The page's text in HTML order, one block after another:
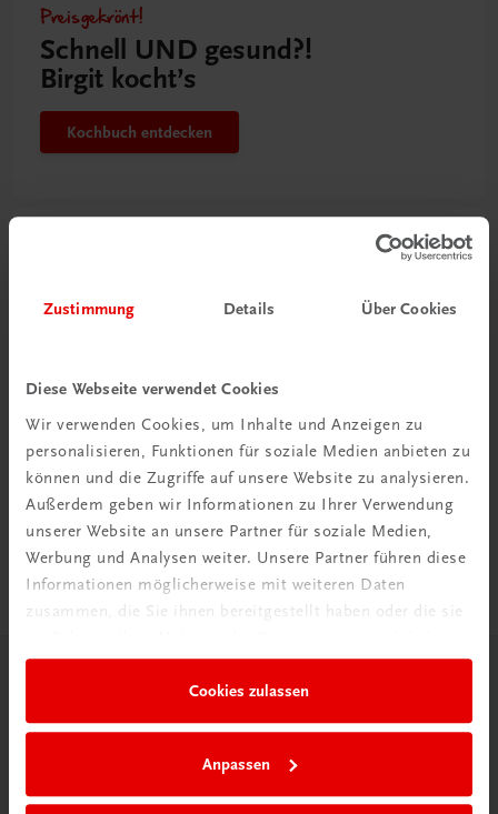
Zustimmung Details Über Cookies
Diese Webseite verwendet Cookies
Wir verwenden Cookies, um Inhalte und Anzeigen zu
personalisieren, Funktionen für soziale Medien anbieten zu
können und die Zugriffe auf unsere Website zu analysieren.
Außerdem geben wir Informationen zu Ihrer Verwendung
unserer Website an unsere Partner für soziale Medien,
Werbung und Analysen weiter. Unsere Partner führen diese
Informationen möglicherweise mit weiteren Daten
zusammen, die Sie ihnen bereitgestellt haben oder die sie
Cookies zulassen
Anpassen
Preisgekrönt!
Schnell UND gesund?!
Birgit kocht’s
Kochbuch entdecken
Rabattcode erhalten
Newsletter abonnieren
& Versandkosten sparen
Jetzt anmelden
Herzlich willkommen bei TRAUNER!